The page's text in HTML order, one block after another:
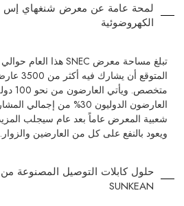
لمحة عامة عن معرض شنغهاي إس
الكهروضوئية
العارضون الدوليون 30% من
شعبية المعرض عاماً بعد عام سيجلب المزيد
ويعود بالنفع على كل من العارضين والزوار.
حلول كابلات التوصيل المصنوعة
SUNKEAN